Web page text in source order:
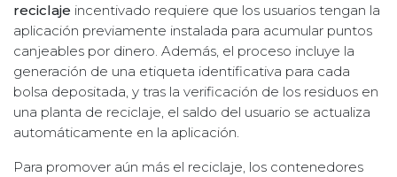
reciclaje incentivado requiere que los usuarios tengan la
aplicación previamente instalada para acumular puntos
canjeables por dinero. Además, el proceso incluye la
generación de una etiqueta identificativa para cada
bolsa depositada, y tras la verificación de los residuos en
una planta de reciclaje, el saldo del usuario se actualiza
automáticamente en la aplicación.
Para promover aún más el reciclaje, los contenedores